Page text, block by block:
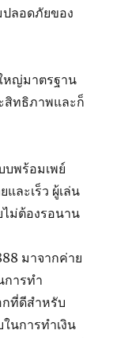
ปลอดภัยของ
หญ่มาตรฐาน
สิทธิภาพและก็
บพร้อมเพย์
ละเร็ว ผู้เล่น
ม่ต้องรอนาน
มาจากค่าย
การทำ
กที่ดีสำหรับ
นการทำเงิน